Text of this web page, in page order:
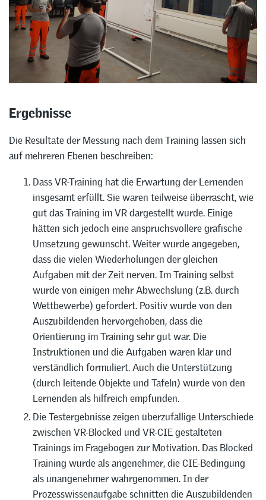
Ergebnisse
Die Resultate der Messung nach dem Training lassen sich
auf mehreren Ebenen beschreiben:
Dass VR-Training hat die Erwartung der Lernenden
insgesamt erfüllt. Sie waren teilweise überrascht, wie
gut das Training im VR dargestellt wurde. Einige
hätten sich jedoch eine anspruchsvollere grafische
Umsetzung gewünscht. Weiter wurde angegeben,
dass die vielen Wiederholungen der gleichen
Aufgaben mit der Zeit nerven. Im Training selbst
wurde von einigen mehr Abwechslung (z.B. durch
Wettbewerbe) gefordert. Positiv wurde von den
Auszubildenden hervorgehoben, dass die
Orientierung im Training sehr gut war. Die
Instruktionen und die Aufgaben waren klar und
verständlich formuliert. Auch die Unterstützung
(durch leitende Objekte und Tafeln) wurde von den
Lernenden als hilfreich empfunden.
Die Testergebnisse zeigen überzufällige Unterschiede
zwischen VR-Blocked und VR-CIE gestalteten
Trainings im Fragebogen zur Motivation. Das Blocked
Training wurde als angenehmer, die CIE-Bedingung
als unangenehmer wahrgenommen. In der
Prozesswissenaufgabe schnitten die Auszubildenden